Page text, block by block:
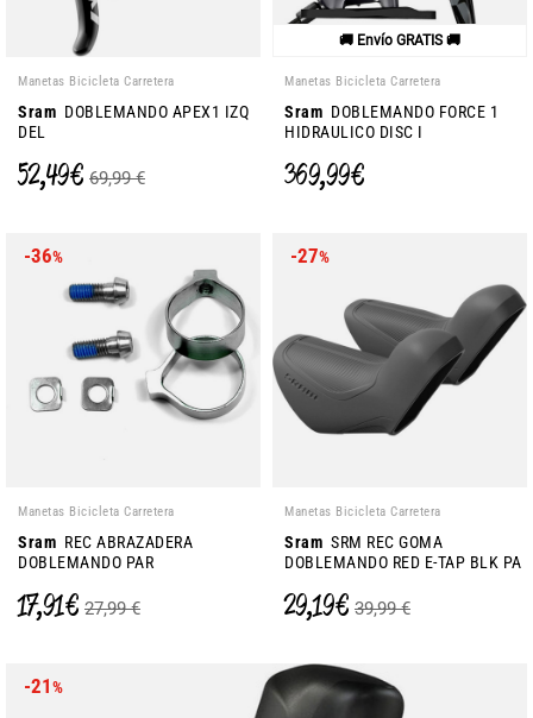
Manetas Bicicleta Carretera
Sram DOBLEMANDO APEX1 IZQ
DEL
52,49 € 69,99 €
🚚 Envío GRATIS 🚚
Manetas Bicicleta Carretera
Sram DOBLEMANDO FORCE 1
HIDRAULICO DISC I
369,99 €
-36%
Manetas Bicicleta Carretera
Sram REC ABRAZADERA
DOBLEMANDO PAR
17,91 € 27,99 €
-27%
Manetas Bicicleta Carretera
Sram SRM REC GOMA
DOBLEMANDO RED E-TAP BLK PA
29,19 € 39,99 €
-21%